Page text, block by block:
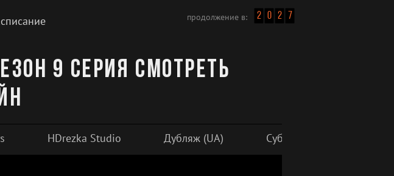
продолжение в: 2 0 2 7
9 серия смотреть
HDrezka Studio Дубляж (UA) Субтитры